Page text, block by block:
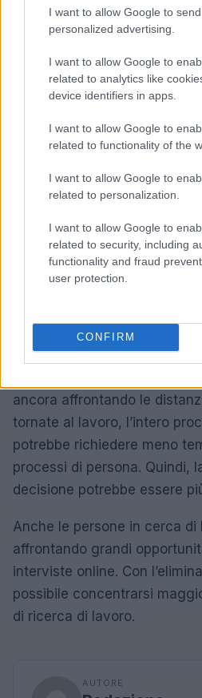
I want to allow Google to
personalized advertising.
I want to allow Google to
related to analytics like
device identifiers in apps.
I want to allow Google to
related to functionality of the
I want to allow Google to
related to personalization.
I want to allow Google to
related to security, including
functionality and fraud
user protection.
CONFIRM
dall’azienda o quale forma
In generale, è raro prendere
esclusivamente tramite il
telefonico. Quindi, se superi
l’intervista telefonica,
La situazione della ricerca di
è diversa dal normale. Le
essere più efficienti per la
umane e possono aiutare ad
A causa dell’impatto
trovano ad affrontare grandi
ancora affrontando le
tornate al lavoro, l’intero
potrebbe richiedere meno
processi di persona. Quindi,
decisione potrebbe essere
Anche le persone in cerca di
affrontando grandi
interviste online. Con
possibile concentrarsi
di ricerca di lavoro.
AUTORE